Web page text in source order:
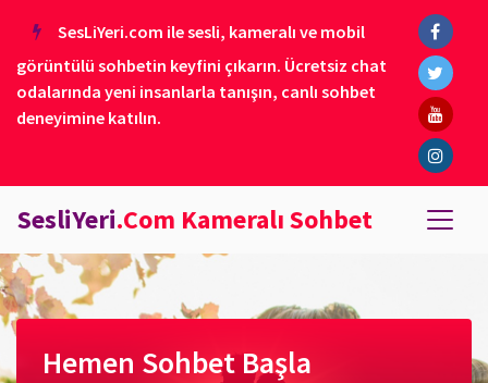
SesLiYeri.com ile sesli, kameralı ve mobil
görüntülü sohbetin keyfini çıkarın. Ücretsiz chat
odalarında yeni insanlarla tanışın, canlı sohbet
deneyimine katılın.
SesliYeri.Com Kameralı Sohbet
Hemen Sohbet Başla